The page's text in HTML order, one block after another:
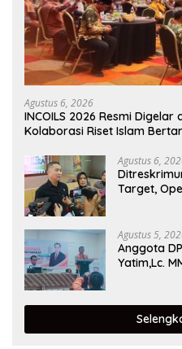
Agustus 6, 2026
INCOILS 2026 Resmi
Kolaborasi Riset Islam
Agustus 6,
Target,
Agustus 5,
Anggota
Yatim,Lc.